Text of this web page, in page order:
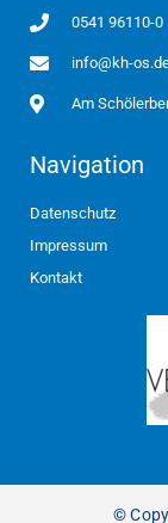
0541 96110-0
info@kh-
Am
Navigation
Datenschutz
Impressum
Kontakt
©